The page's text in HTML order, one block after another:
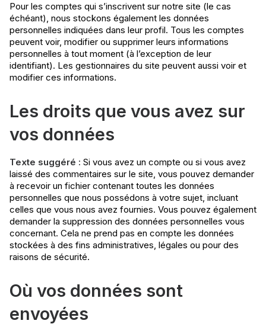
Pour les comptes qui s’inscrivent sur notre site (le cas
échéant), nous stockons également les données
personnelles indiquées dans leur profil. Tous les comptes
peuvent voir, modifier ou supprimer leurs informations
personnelles à tout moment (à l’exception de leur
identifiant). Les gestionnaires du site peuvent aussi voir et
modifier ces informations.
Les droits que vous avez sur
vos données
Texte suggéré : Si vous avez un compte ou si vous avez
laissé des commentaires sur le site, vous pouvez demander
à recevoir un fichier contenant toutes les données
personnelles que nous possédons à votre sujet, incluant
celles que vous nous avez fournies. Vous pouvez également
demander la suppression des données personnelles vous
concernant. Cela ne prend pas en compte les données
stockées à des fins administratives, légales ou pour des
raisons de sécurité.
Où vos données sont
envoyées